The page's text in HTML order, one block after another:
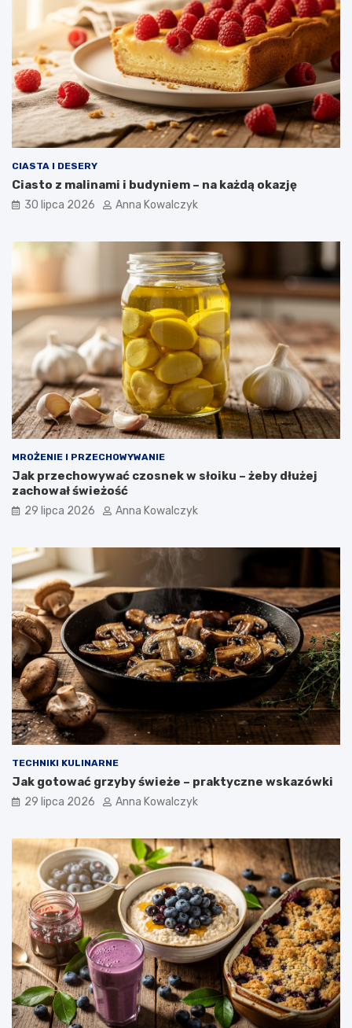
CIASTA I DESERY
Ciasto z malinami i budyniem – na każdą okazję
30 lipca 2026 Anna Kowalczyk
MROŻENIE I PRZECHOWYWANIE
Jak przechowywać czosnek w słoiku – żeby dłużej
zachował świeżość
29 lipca 2026 Anna Kowalczyk
TECHNIKI KULINARNE
Jak gotować grzyby świeże – praktyczne wskazówki
29 lipca 2026 Anna Kowalczyk